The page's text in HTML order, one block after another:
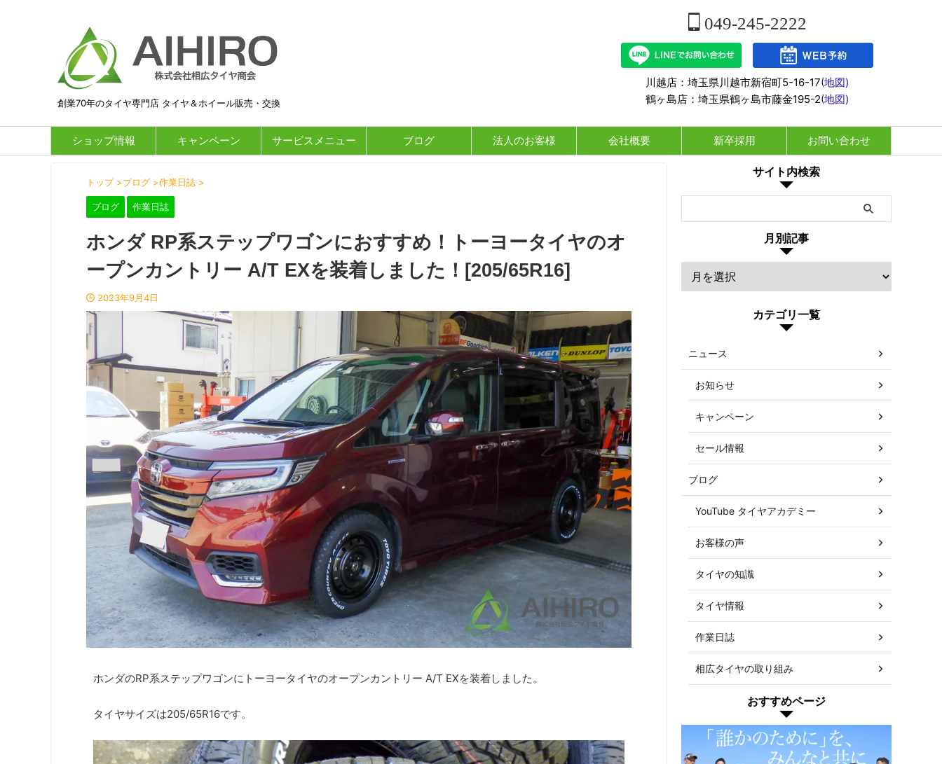
創業70年のタイヤ専門店 タイヤ＆ホイール販売・交換
049-245-2222
川越店：埼玉県川越市新宿町5-16-17(地図)
鶴ヶ島店：埼玉県鶴ヶ島市藤金195-2(地図)
ショップ情報 キャンペーン サービスメニュー ブログ 法人のお客様 会社概要 新卒採用 お問い合わせ
トップ >ブログ >作業日誌 >
ブログ 作業日誌
ホンダ RP系ステップワゴンにおすすめ！トーヨータイヤのオ
ープンカントリー A/T EXを装着しました！[205/65R16]
2023年9月4日
ホンダのRP系ステップワゴンにトーヨータイヤのオープンカントリー A/T EXを装着しました。
タイヤサイズは205/65R16です。
サイト内検索
月別記事
カテゴリ一覧
ニュース
お知らせ
キャンペーン
セール情報
ブログ
YouTube タイヤアカデミー
お客様の声
タイヤの知識
タイヤ情報
作業日誌
相広タイヤの取り組み
おすすめページ